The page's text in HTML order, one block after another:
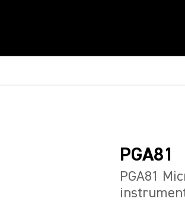
PGA81
PGA81